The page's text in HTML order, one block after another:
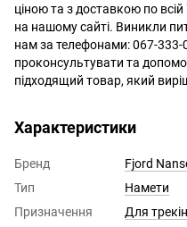
ціною та з доставкою по
на нашому сайті. Виникли
нам за телефонами: 067-333-
проконсультувати та
підходящий товар, який
Характеристики
Бренд
Fjord
Тип
Намети
Призначення
Для